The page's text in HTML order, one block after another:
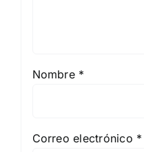
Nombre *
Correo electrónico *